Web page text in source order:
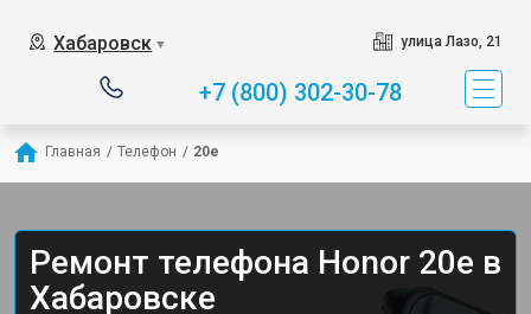
Хабаровск ▼ улица Лазо, 21
+7 (800) 302-30-78
Главная / Телефон / 20e
Ремонт телефона Honor 20e в
Хабаровске